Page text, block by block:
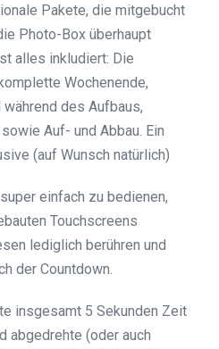
Pakete, die mitgebucht
Photo-Box überhaupt
alles inkludiert: Die
Wochenende,
des Aufbaus,
Auf- und Abbau. Ein
(auf Wunsch natürlich)
einfach zu bedienen,
Touchscreens
lediglich berühren und
der Countdown.
insgesamt 5 Sekunden Zeit
abgedrehte (oder auch